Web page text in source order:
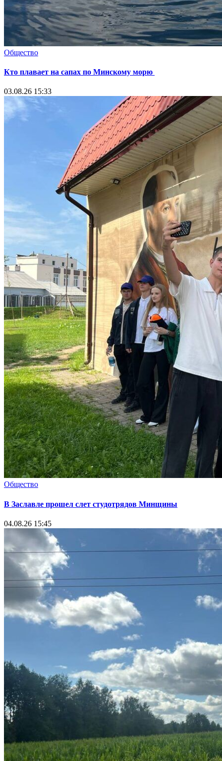
Общество
Кто плавает на сапах по Минскому морю
03.08.26 15:33
Общество
В Заславле прошел слет студотрядов Минщины
04.08.26 15:45